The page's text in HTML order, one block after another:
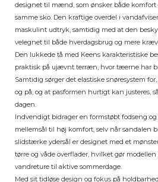
designet til mænd, som ønsker både
samme sko. Den kraftige overdel i
maskulint udtryk, samtidig med at den
velegnet til både hverdagsbrug og mere
Den lukkede tå med Keens karakteristiske
praktisk på ujævnt terræn, hvor tæerne har
Samtidig sørger det elastiske snøresystem
og på, og at pasformen hurtigt kan justeres,
dagen.
Indvendigt bidrager en formstøbt fodseng
mellemsål til høj komfort, selv når sandalen
slidstærke ydersål er designet med et
tørre og våde overflader, hvilket gør
vandreture til aktive sommerdage.
Med sit tidløse design og fokus på